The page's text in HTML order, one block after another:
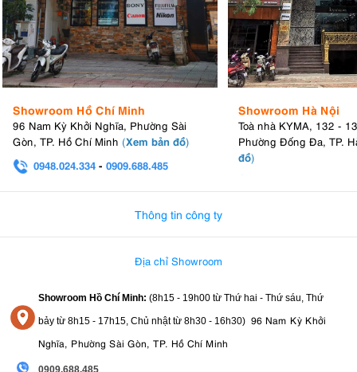
Showroom Hồ Chí Minh
96 Nam Kỳ Khởi Nghĩa, Phường Sài
Gòn, TP. Hồ Chí Minh (Xem bản đồ)
0948.024.334 - 0909.688.485
Showroom Hà Nội
Toà nhà KYMA, 132 -
Phường Đống Đa, TP.
đồ)
Thông tin công ty
Địa chỉ Showroom
Showroom Hồ Chí Minh: (8h15 - 19h00 từ Thứ hai - Thứ sáu, Thứ
bảy từ 8h15 - 17h15, Chủ nhật từ 8h30 - 16h30) 96 Nam Kỳ Khởi
Nghĩa, Phường Sài Gòn, TP. Hồ Chí Minh
0909.688.485